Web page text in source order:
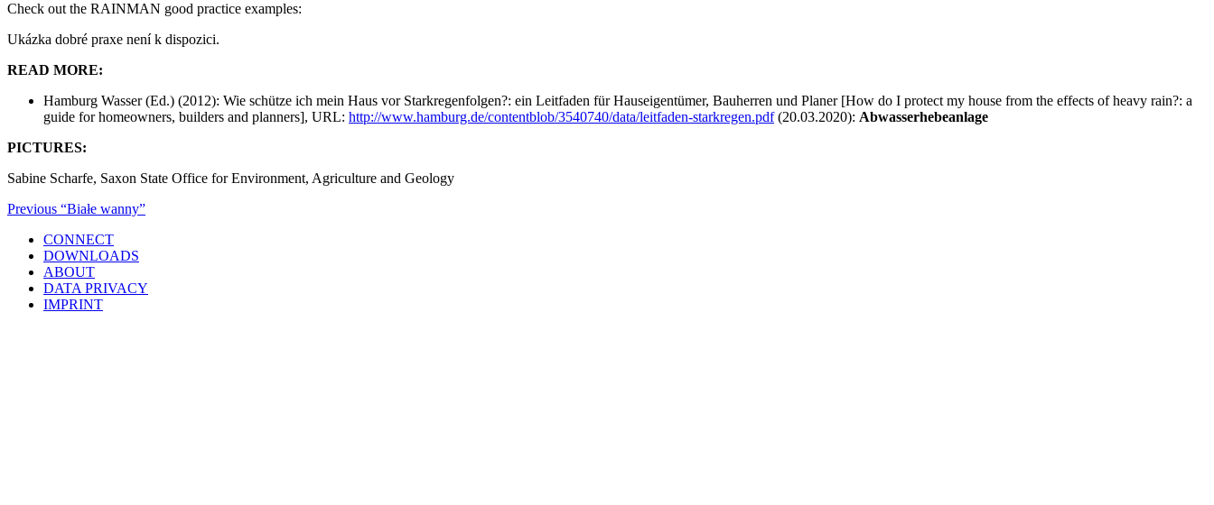
Check out the RAINMAN good practice examples:
Ukázka dobré praxe není k dispozici.
READ MORE:
Hamburg Wasser (Ed.) (2012): Wie schütze ich mein Haus vor Starkregenfolgen?: ein Leitfaden für Hauseigentümer, Bauherren und Planer [How do I protect my house from the effects of heavy rain?: a
guide for homeowners, builders and planners], URL: http://www.hamburg.de/contentblob/3540740/data/leitfaden-starkregen.pdf(20.03.2020): Abwasserhebeanlage
PICTURES:
Sabine Scharfe, Saxon State Office for Environment, Agriculture and Geology
Post
navigation
Previous
Previous “Białe wanny”
CONNECT
DOWNLOADS
ABOUT
DATA PRIVACY
IMPRINT